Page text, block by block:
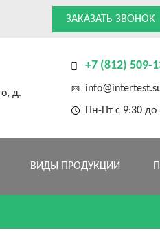
ЗАКАЗАТЬ ЗВОНОК
д.
+7 (812) 509-
Пн-Пт с 9:30
ВИДЫ ПРОДУКЦИИ